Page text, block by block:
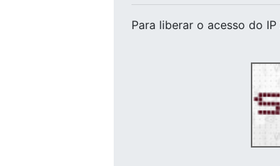
Para liberar o acesso do IP